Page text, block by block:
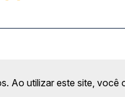
Ao utilizar este site,